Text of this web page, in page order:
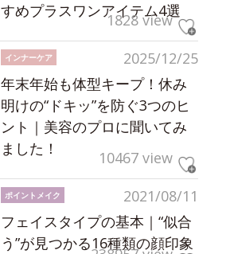
すめプラスワンアイテム4選
1828 view
2025/12/25
インナーケア
年末年始も体型キープ！休み
明けの“ドキッ”を防ぐ3つのヒ
ント｜美容のプロに聞いてみ
ました！
10467 view
2021/08/11
ポイントメイク
フェイスタイプの基本｜“似合
う”が見つかる16種類の顔印象